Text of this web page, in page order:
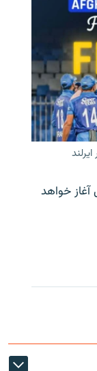
کابل آغاز خواهد